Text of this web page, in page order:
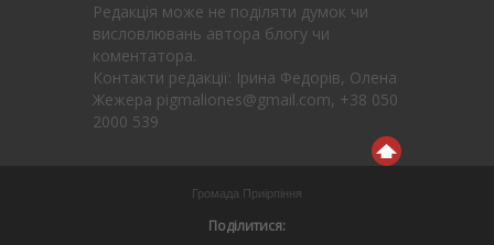
Редакція може не поділяти думок чи
висловлювань автора блогу чи
коментатора.
Контакти редакції: Ірина Федорів, Олена
Жежера pigmaliones@gmail.com, +38 050
2000 539
Громада Приірпіння
Поділитися: